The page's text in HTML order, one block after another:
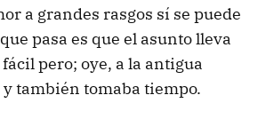
a grandes rasgos sí se puede
pasa es que el asunto lleva
pero; oye, a la antigua
también tomaba tiempo.